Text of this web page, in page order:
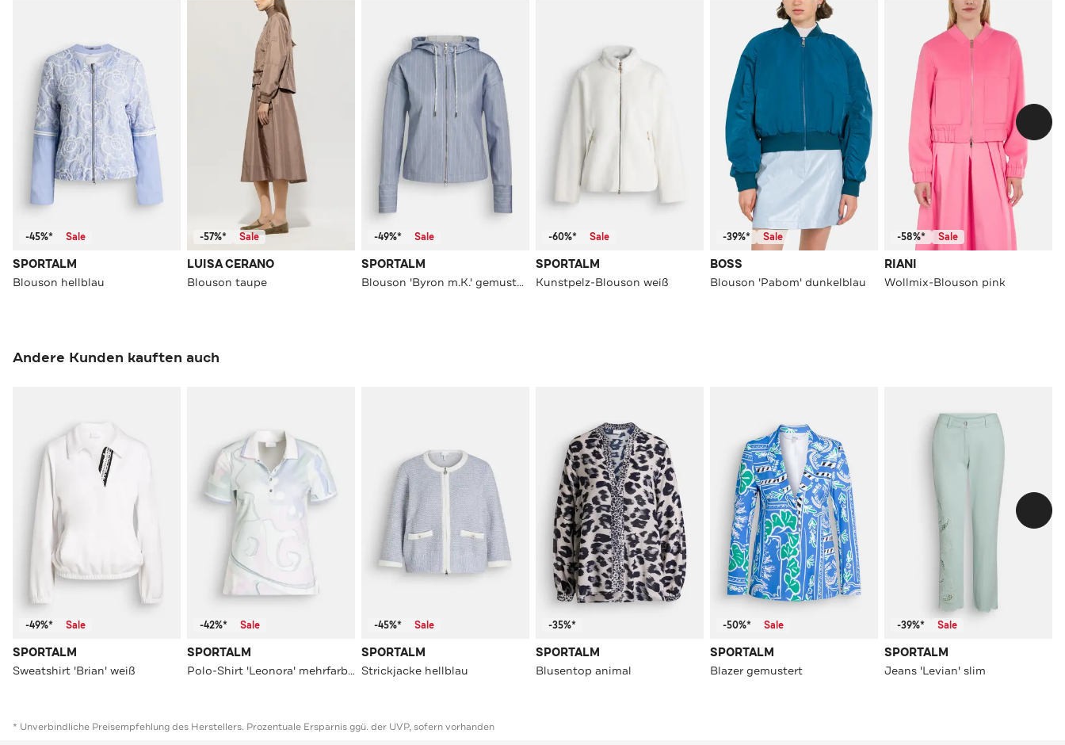
-45%* Sale
SPORTALM
Blouson hellblau
-57%* Sale
LUISA CERANO
Blouson taupe
-49%* Sale
SPORTALM
Blouson 'Byron m.K.' gemustert
-60%* Sale
SPORTALM
Kunstpelz-Blouson weiß
-39%* Sale
BOSS
Blouson 'Pabom' dunkelblau
-58%* Sale
RIANI
Wollmix-Blouson pink
Andere Kunden kauften auch
-49%* Sale
SPORTALM
Sweatshirt 'Brian' weiß
-42%* Sale
SPORTALM
Polo-Shirt 'Leonora' mehrfarbig
-45%* Sale
SPORTALM
Strickjacke hellblau
-35%*
SPORTALM
Blusentop animal
-50%* Sale
SPORTALM
Blazer gemustert
-39%* Sale
SPORTALM
Jeans 'Levian' slim
* Unverbindliche Preisempfehlung des Herstellers. Prozentuale Ersparnis ggü. der UVP, sofern vorhanden